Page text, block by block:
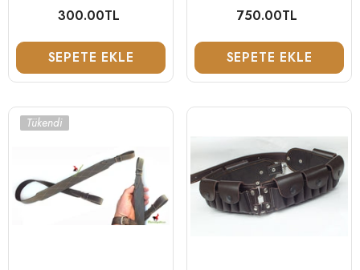
Normal
300.00TL
SEPETE EKLE
Normal
750.00TL
SEPETE EKLE
Tükendi